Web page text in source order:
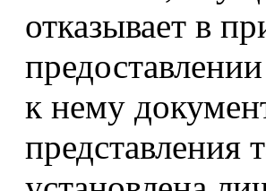
отказывает в
к нему
представления